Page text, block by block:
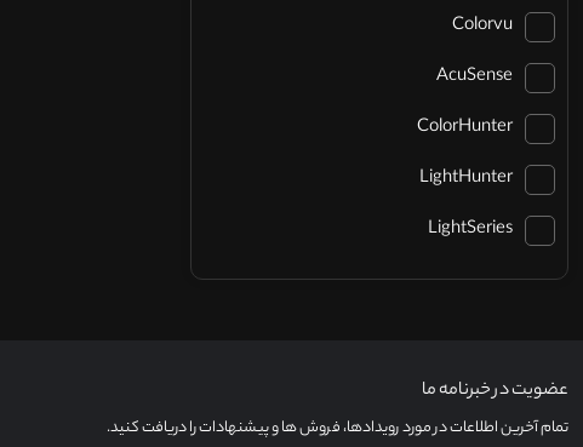
Colorvu
AcuSense
ColorHunter
LightHunter
LightSeries
عضویت در خبرنامه ما
تمام آخرین اطلاعات در مورد رویدادها، فروش ها و پیشنهادات را دریافت کنید.